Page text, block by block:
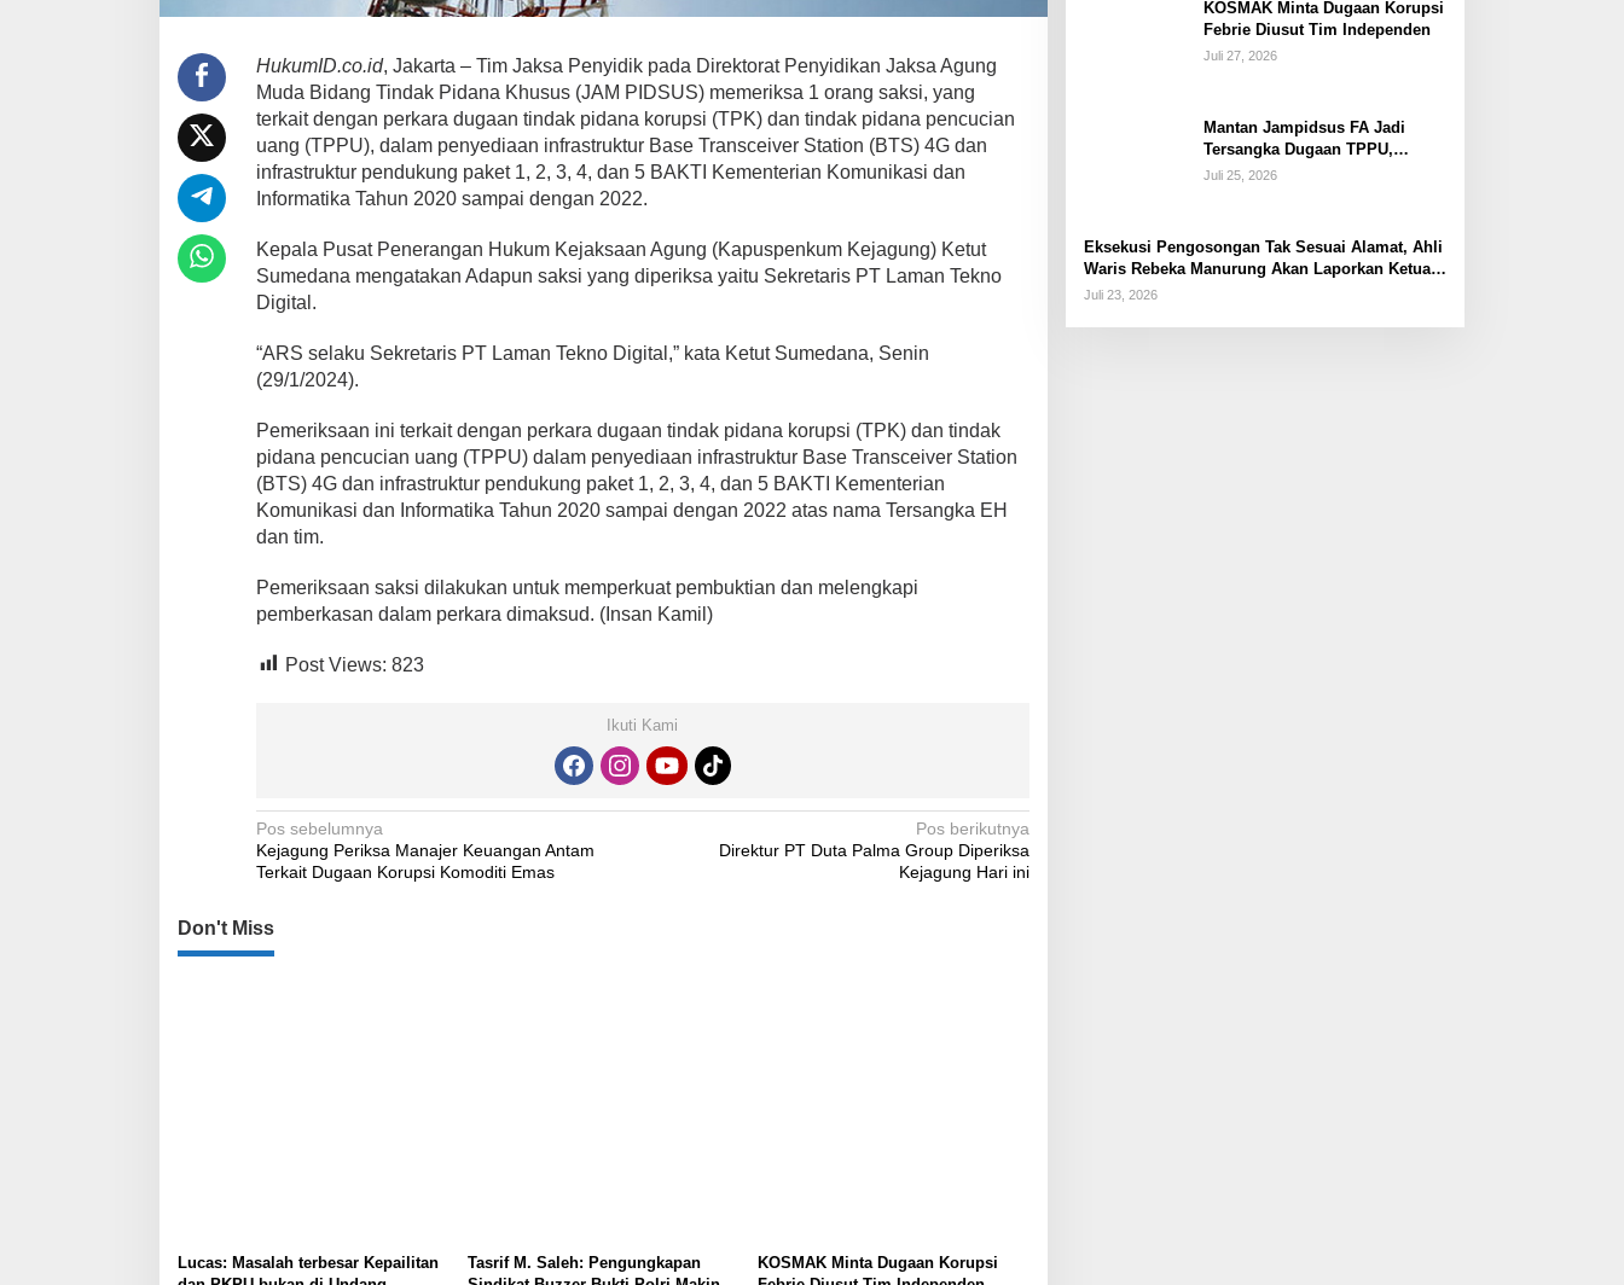
HukumID.co.id, Jakarta – Tim Jaksa Penyidik pada Direktorat Penyidikan Jaksa Agung
Muda Bidang Tindak Pidana Khusus (JAM PIDSUS) memeriksa 1 orang saksi, yang
terkait dengan perkara dugaan tindak pidana korupsi (TPK) dan tindak pidana pencucian
uang (TPPU), dalam penyediaan infrastruktur Base Transceiver Station (BTS) 4G dan
infrastruktur pendukung paket 1, 2, 3, 4, dan 5 BAKTI Kementerian Komunikasi dan
Informatika Tahun 2020 sampai dengan 2022.
Kepala Pusat Penerangan Hukum Kejaksaan Agung (Kapuspenkum Kejagung) Ketut
Sumedana mengatakan Adapun saksi yang diperiksa yaitu Sekretaris PT Laman Tekno
Digital.
“ARS selaku Sekretaris PT Laman Tekno Digital,” kata Ketut Sumedana, Senin
(29/1/2024).
Pemeriksaan ini terkait dengan perkara dugaan tindak pidana korupsi (TPK) dan tindak
pidana pencucian uang (TPPU) dalam penyediaan infrastruktur Base Transceiver Station
(BTS) 4G dan infrastruktur pendukung paket 1, 2, 3, 4, dan 5 BAKTI Kementerian
Komunikasi dan Informatika Tahun 2020 sampai dengan 2022 atas nama Tersangka EH
dan tim.
Pemeriksaan saksi dilakukan untuk memperkuat pembuktian dan melengkapi
pemberkasan dalam perkara dimaksud. (Insan Kamil)
Post Views: 823
Ikuti Kami
Navigasi
pos
Pos sebelumnya
Kejagung Periksa Manajer Keuangan Antam
Terkait Dugaan Korupsi Komoditi Emas
Pos berikutnya
Direktur PT Duta Palma Group Diperiksa
Kejagung Hari ini
Don't Miss
Lucas: Masalah terbesar Kepailitan
Tasrif M. Saleh: Pengungkapan
KOSMAK Minta Dugaan Korupsi
KOSMAK Minta Dugaan Korupsi
Febrie Diusut Tim Independen
Juli 27, 2026
Mantan Jampidsus FA Jadi
Tersangka Dugaan TPPU,
Ditahan di Rutan KPK
Juli 25, 2026
Eksekusi Pengosongan Tak Sesuai Alamat, Ahli
Waris Rebeka Manurung Akan Laporkan Ketua
PN Jaktim
Juli 23, 2026